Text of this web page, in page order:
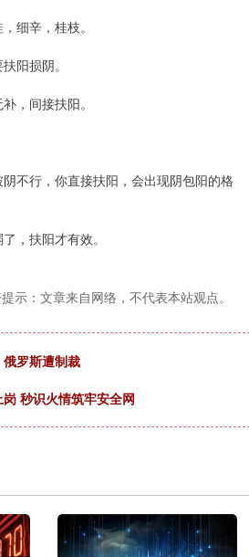
细辛，桂枝。
阳损阴。
，间接扶阳。
不行，你直接扶阳，会出现阴包阳的格
，扶阳才有效。
示：文章来自网络，不代表本站观点。
罗斯遭制裁
秒识火情筑牢安全网